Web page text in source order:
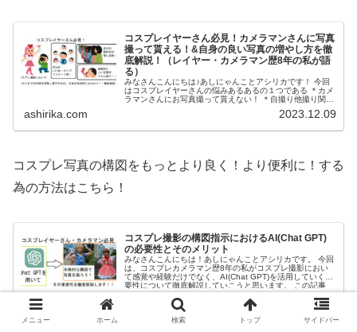
コスプレイヤーさん必見！カメラマンさんに写真
撮って貰える！&自身の良い写真の増やし方を徹
底解説！（レイヤー・カメラマン歴8年の私が語
る）
みなさんこんにちは♪あしにゃんことアシリカです！ 今回
はコスプレイヤーさんの悩みあるあるの１つである ＊カメ
ラマンさんにお写真撮って貰えない！ ＊自撮り他撮り関係
ashirika.com 2023.12.09
コスプレ写真の構図をもっとより良く！より便利に！する
為の方法はこちら！
コスプレ撮影の構図指示におけるAI(Chat GPT)
の必要性とそのメリット
みなさんこんにちは！あしにゃんことアシリカです。 今回
は、コスプレカメラマン歴8年の私がコスプレ撮影におい
て感覚や経験だけでなく、AI(Chat GPT)を活用していく重
要性について徹底解説していこうと思います。 この記事
は、コ...
ashirika.com 2024.04.10
メニュー ホーム 検索 トップ サイドバー